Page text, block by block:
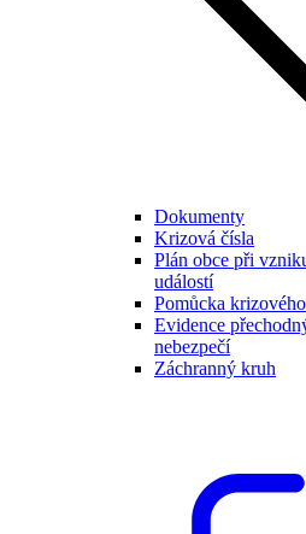
Dokumenty
Krizová čísla
Plán obce při
událostí
Pomůcka
Evidence
nebezpečí
Záchranný kruh